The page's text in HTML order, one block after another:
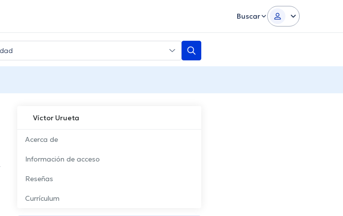
Buscar
Víctor Urueta
Acerca de
Información de acceso
Reseñas
Currículum